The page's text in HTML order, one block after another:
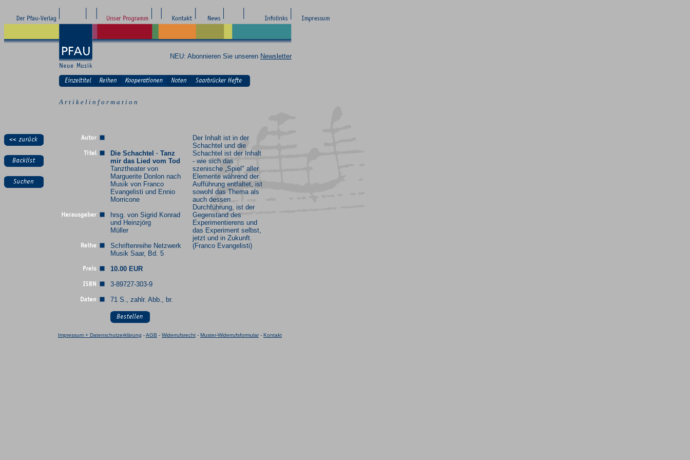
NEU: Abonnieren Sie unseren Newsletter
A r t i k e l i n f o r m a t i o n
Die Schachtel · Tanz
mir das Lied vom Tod
Tanztheater von
Marguerite Donlon nach
Musik von Franco
Evangelisti und Ennio
Morricone
hrsg. von Sigrid Konrad
und Heinzjörg
Müller
Schriftenreihe Netzwerk
Musik Saar, Bd. 5
10.00 EUR
3-89727-303-9
71 S., zahlr. Abb., br.
Der Inhalt ist in der
Schachtel und die
Schachtel ist der Inhalt
- wie sich das
szenische „Spiel" aller
Elemente während der
Aufführung entfaltet, ist
sowohl das Thema als
auch dessen
Durchführung, ist der
Gegenstand des
Experimentierens und
das Experiment selbst,
jetzt und in Zukunft.
(Franco Evangelisti)
Impressum + Datenschutzerklärung -AGB - Widerrufsrecht - Muster-Widerrufsformular- Kontakt